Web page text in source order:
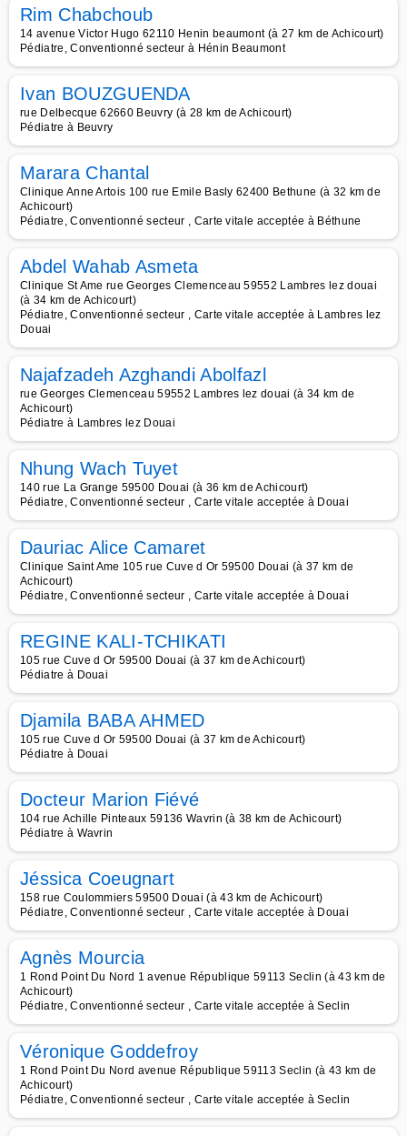
Rim Chabchoub
14 avenue Victor Hugo 62110 Henin beaumont (à 27 km de Achicourt)
Pédiatre, Conventionné secteur à Hénin Beaumont
Ivan BOUZGUENDA
rue Delbecque 62660 Beuvry (à 28 km de Achicourt)
Pédiatre à Beuvry
Marara Chantal
Clinique Anne Artois 100 rue Emile Basly 62400 Bethune (à 32 km de
Achicourt)
Pédiatre, Conventionné secteur , Carte vitale acceptée à Béthune
Abdel Wahab Asmeta
Clinique St Ame rue Georges Clemenceau 59552 Lambres lez douai
(à 34 km de Achicourt)
Pédiatre, Conventionné secteur , Carte vitale acceptée à Lambres lez
Douai
Najafzadeh Azghandi Abolfazl
rue Georges Clemenceau 59552 Lambres lez douai (à 34 km de
Achicourt)
Pédiatre à Lambres lez Douai
Nhung Wach Tuyet
140 rue La Grange 59500 Douai (à 36 km de Achicourt)
Pédiatre, Conventionné secteur , Carte vitale acceptée à Douai
Dauriac Alice Camaret
Clinique Saint Ame 105 rue Cuve d Or 59500 Douai (à 37 km de
Achicourt)
Pédiatre, Conventionné secteur , Carte vitale acceptée à Douai
REGINE KALI-TCHIKATI
105 rue Cuve d Or 59500 Douai (à 37 km de Achicourt)
Pédiatre à Douai
Djamila BABA AHMED
105 rue Cuve d Or 59500 Douai (à 37 km de Achicourt)
Pédiatre à Douai
Docteur Marion Fiévé
104 rue Achille Pinteaux 59136 Wavrin (à 38 km de Achicourt)
Pédiatre à Wavrin
Jéssica Coeugnart
158 rue Coulommiers 59500 Douai (à 43 km de Achicourt)
Pédiatre, Conventionné secteur , Carte vitale acceptée à Douai
Agnès Mourcia
1 Rond Point Du Nord 1 avenue République 59113 Seclin (à 43 km de
Achicourt)
Pédiatre, Conventionné secteur , Carte vitale acceptée à Seclin
Véronique Goddefroy
1 Rond Point Du Nord avenue République 59113 Seclin (à 43 km de
Achicourt)
Pédiatre, Conventionné secteur , Carte vitale acceptée à Seclin